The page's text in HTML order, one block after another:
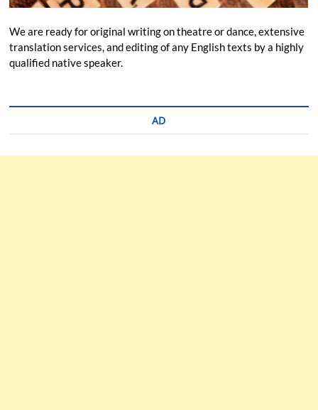
We are ready for original writing on theatre or dance, extensive
translation services, and editing of any English texts by a highly
qualified native speaker.
AD